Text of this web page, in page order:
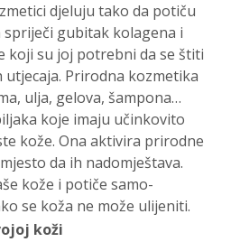
djeluju tako da potiču
spriječi gubitak kolagena i
koji su joj potrebni da se štiti
Prirodna kozmetika
ulja, gelova, šampona…
koje imaju učinkovito
kože. Ona aktivira prirodne
da ih nadomještava.
kože i potiče samo-
se koža ne može ulijeniti.
koži